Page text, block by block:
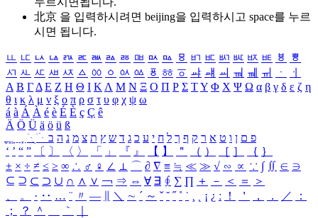
北京 을 입력하시려면 beijing을 입력하시고 space를 누르
시면 됩니다.
ㅥ ㅦ ㅧ ㅨ ㅩ ㅪ ㅫ ㅬ ㅭ ㅮ ㅯ ㅰ ㅱ ㅲ ㅳ ㅴ ㅵ ㅶ ㅷ ㅸ
ㅹ
ㅺ ㅻ ㅼ ㅽ ㅾ ㅿ ㆀ ㆁ ㆂ ㆃ ㆄ ㆅ ㆆ ㆇ ㆈ ㆉ ㆊ ㆋ ㆌ ㆍ
ㆎ
Α Β ΓΔ Ε Ζ Η Θ Ι ΚΛ Μ Ν Ξ Ο Π Ρ Σ ΤΥ Φ Χ Ψ Ω α β γ δ ε ζ η
θ ι κ λ μ ν ξ ο π ρ σ τ υ φ χ ψ ω
á à Á À é è É È ç Ç ê
Ä Ö Ü ä ö ü ß
ִֶֹ ֻּ ׁׂ פ ם ן ו ט א ר ק ף ך ל ח י ע כ ג ד ש ץ ת צ מ נ ה ב
‘ ’ “ ” 〔 〕 〈 〉 「 」 『 』 【 】 ＂ （ ） ［ ］ ｛ ｝
± × ÷ ≠ ≤ ≥ ∞ ∴ ♂ ♀ ∠ ⊥ ⌒ ∂ ∇ ≡ ≒ ≪ ≫ √ ∽ ∝ ∵ ∫ ∬ ∈ ∋
⊆ ⊇ ⊂ ⊃ ∪ ∩ ∧ ∨ ￢ ⇒ ⇔ ∀ ∃ ∮ ∑ ∏ ＋ － ＜ ＝
＞
、
。 · ‥ … ¨ 〃 ― ＼ ∼ ´ ～ ˇ ˘ ˝ ˚ ˙ ¸ ¡ ¿ ː ！ ＇ ， ． ／
：
；
？ ＾ ｀